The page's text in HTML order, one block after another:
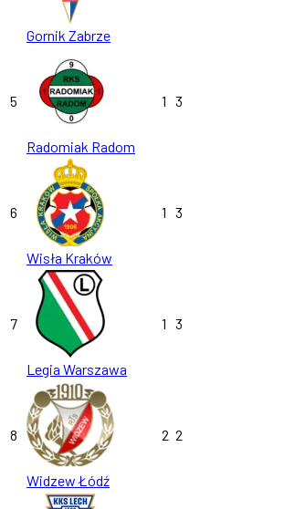
Gornik Zabrze
5
Radomiak Radom
1 3
6
Wisła Kraków
1 3
7
Legia Warszawa
1 3
8
Widzew Łódź
2 2